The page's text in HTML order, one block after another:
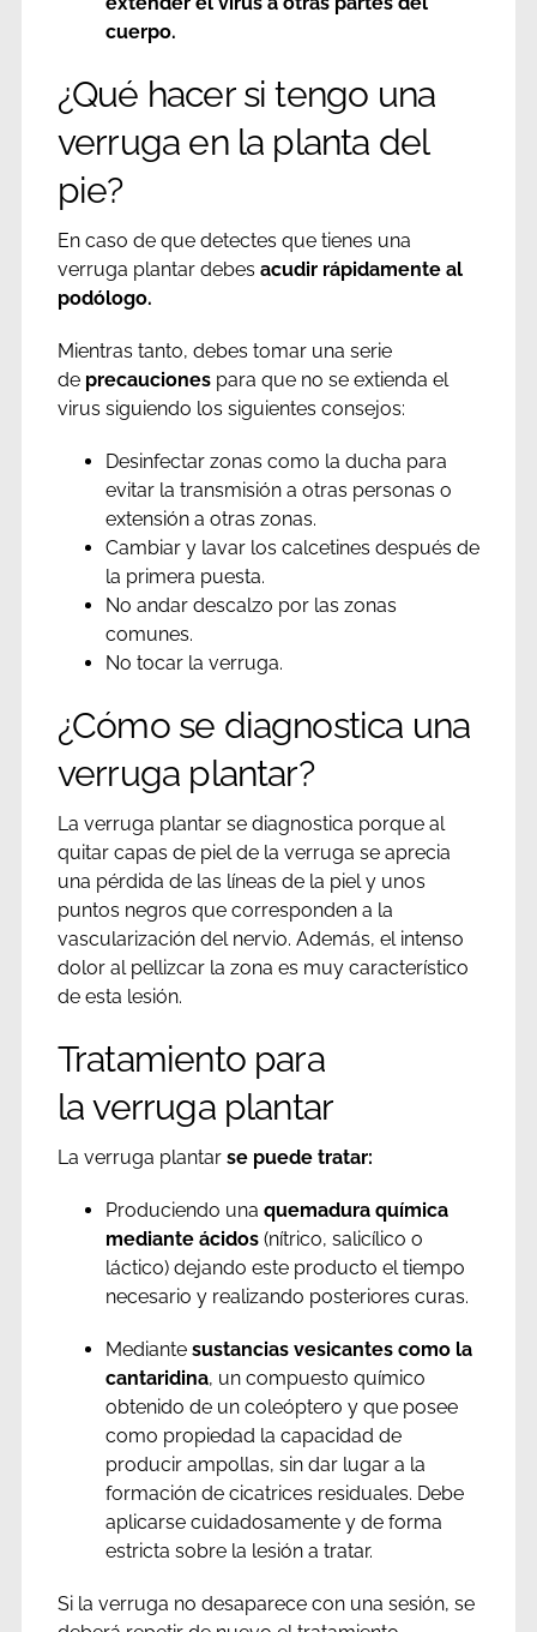
cuerpo.
¿Qué hacer si tengo una
verruga en la planta del
pie?
En caso de que detectes que tienes una
verruga plantar debes acudir rápidamente al
podólogo.
Mientras tanto, debes tomar una serie
de precauciones para que no se extienda el
virus siguiendo los siguientes consejos:
Desinfectar zonas como la ducha para
evitar la transmisión a otras personas o
extensión a otras zonas.
Cambiar y lavar los calcetines después de
la primera puesta.
No andar descalzo por las zonas
comunes.
No tocar la verruga.
¿Cómo se diagnostica una
verruga plantar?
La verruga plantar se diagnostica porque al
quitar capas de piel de la verruga se aprecia
una pérdida de las líneas de la piel y unos
puntos negros que corresponden a la
vascularización del nervio. Además, el intenso
dolor al pellizcar la zona es muy característico
de esta lesión.
Tratamiento para
la verruga plantar
La verruga plantar se puede tratar:
Produciendo una quemadura química
mediante ácidos(nítrico, salicílico o
láctico) dejando este producto el tiempo
necesario y realizando posteriores curas.
Mediante sustancias vesicantes como la
cantaridina, un compuesto químico
obtenido de un coleóptero y que posee
como propiedad la capacidad de
producir ampollas, sin dar lugar a la
formación de cicatrices residuales. Debe
aplicarse cuidadosamente y de forma
estricta sobre la lesión a tratar.
Si la verruga no desaparece con una sesión, se